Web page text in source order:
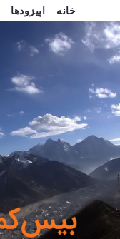
اپیزودها خانه